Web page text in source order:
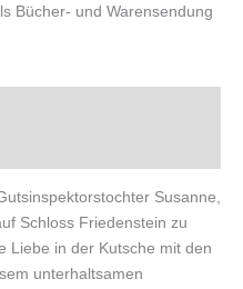
Bücher- und Warensendung
Susanne,
Schloss Friedenstein zu
Liebe in der Kutsche mit den
unterhaltsamen